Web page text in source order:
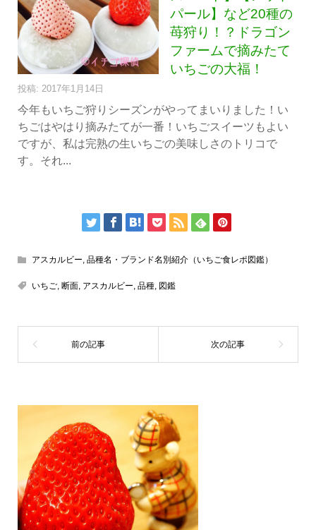
パール】など20種の
苺狩り！？ドラゴン
ファームで摘みたて
いちごの大福！
投稿: 2017年1月14日
今年もいちご狩りシーズンがやってまいりました！い
ちごはやはり摘みたてが一番！いちごスイーツもよい
ですが、私は完熟の生いちごの美味しさのトリコで
す。それ...
アスカルビー, 品種名・ブランド名別紹介（いちご食レポ図鑑）
いちご, 断面, アスカルビー, 品種, 図鑑